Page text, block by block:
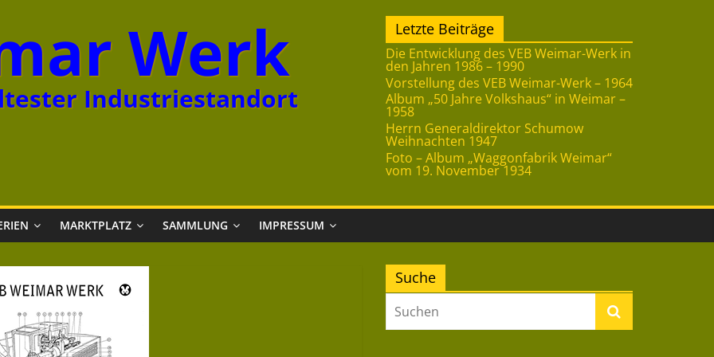
Werk
Industriestandort
Letzte Beiträge
Die Entwicklung des VEB Weimar-Werk in
den Jahren 1986 – 1990
Vorstellung des VEB Weimar-Werk – 1964
Album „50 Jahre Volkshaus“ in Weimar –
1958
Herrn Generaldirektor Schumow
Weihnachten 1947
Foto – Album „Waggonfabrik Weimar“
vom 19. November 1934
MARKTPLATZ SAMMLUNG IMPRESSUM
Suche